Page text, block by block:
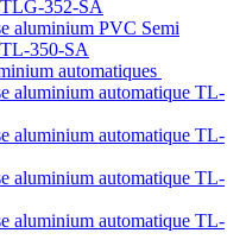
352-SA
aluminium PVC Semi
350-SA
automatiques
aluminium automatique TL-
aluminium automatique TL-
aluminium automatique TL-
aluminium automatique TL-